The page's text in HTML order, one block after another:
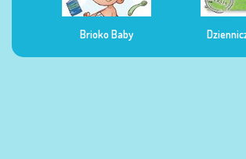
Dzienniczek ciąży